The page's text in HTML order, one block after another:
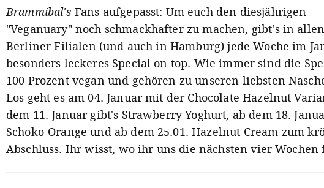
Brammibal's-Fans aufgepasst: Um euch den diesjährigen
"Veganuary" noch schmackhafter zu machen, gibt's in
Berliner Filialen (und auch in Hamburg) jede Woche im
besonders leckeres Special on top. Wie immer sind die
100 Prozent vegan und gehören zu unseren liebsten
Los geht es am 04. Januar mit der Chocolate Hazelnut
dem 11. Januar gibt's Strawberry Yoghurt, ab dem 18.
Schoko-Orange und ab dem 25.01. Hazelnut Cream zum
Abschluss. Ihr wisst, wo ihr uns die nächsten vier Wochen